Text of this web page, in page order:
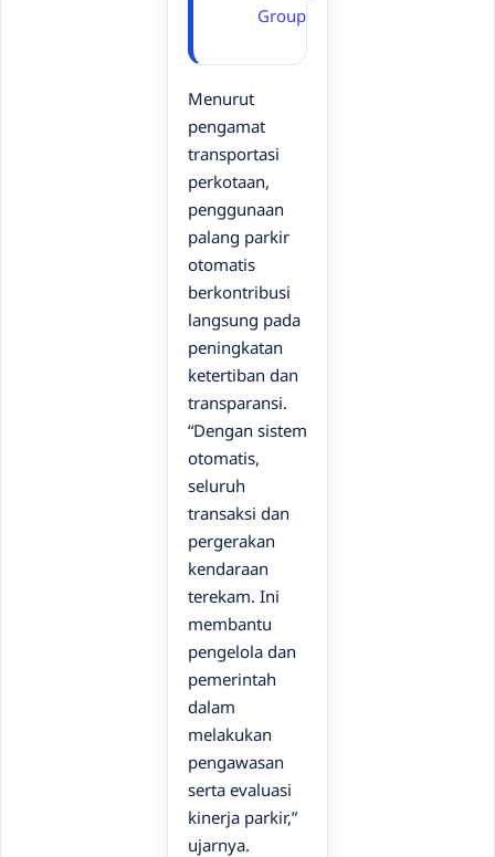
Group
Menurut
pengamat
transportasi
perkotaan,
penggunaan
palang parkir
otomatis
berkontribusi
langsung pada
peningkatan
ketertiban dan
transparansi.
“Dengan sistem
otomatis,
seluruh
transaksi dan
pergerakan
kendaraan
terekam. Ini
membantu
pengelola dan
pemerintah
dalam
melakukan
pengawasan
serta evaluasi
kinerja parkir,”
ujarnya.